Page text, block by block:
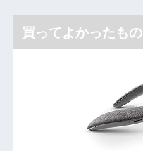
買ってよかったもの